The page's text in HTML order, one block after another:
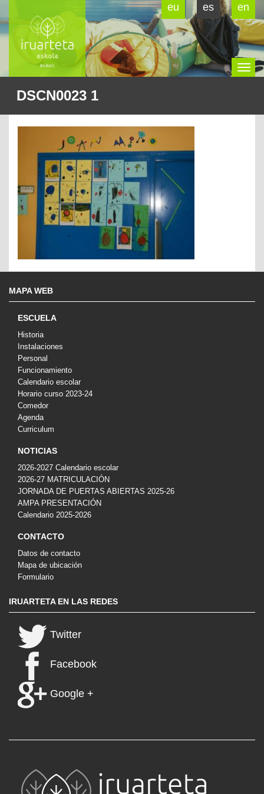
eu es en
DSCN0023 1
MAPA WEB
ESCUELA
Historia
Instalaciones
Personal
Funcionamiento
Calendario escolar
Horario curso 2023-24
Comedor
Agenda
Curriculum
NOTICIAS
2026-2027 Calendario escolar
2026-27 MATRICULACIÓN
JORNADA DE PUERTAS ABIERTAS 2025-26
AMPA PRESENTACIÓN
Calendario 2025-2026
CONTACTO
Datos de contacto
Mapa de ubicación
Formulario
IRUARTETA EN LAS REDES
Twitter
Facebook
Google +